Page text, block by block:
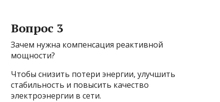
Вопрос 3
Зачем нужна компенсация реактивной
мощности?
Чтобы снизить потери энергии, улучшить
стабильность и повысить качество
электроэнергии в сети.